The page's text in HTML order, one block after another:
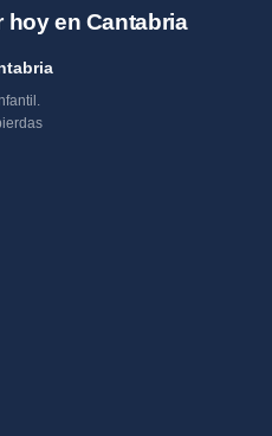
hoy en Cantabria